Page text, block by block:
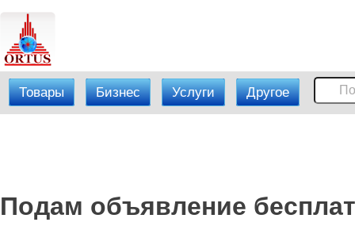
Товары Бизнес Услуги Другое
Подам объявление